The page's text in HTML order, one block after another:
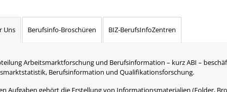
Uns Berufsinfo-Broschüren BIZ-BerufsInfoZentren
Arbeitsmarktforschung und Berufsinformation – kurz ABI –
Berufsinformation und Qualifikationsforschung.
Aufgaben gehört die Erstellung von Informationsmaterialien (Folder,